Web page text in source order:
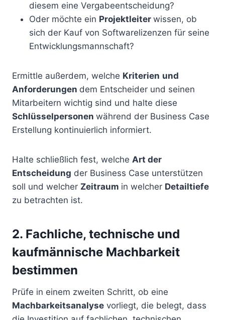
diesem eine Vergabeentscheidung?
Oder möchte ein Projektleiter wissen, ob
sich der Kauf von Softwarelizenzen für seine
Entwicklungsmannschaft?
Ermittle außerdem, welche Kriterien und
Anforderungen dem Entscheider und seinen
Mitarbeitern wichtig sind und halte diese
Schlüsselpersonen während der Business Case
Erstellung kontinuierlich informiert.
Halte schließlich fest, welche Art der
Entscheidung der Business Case unterstützen
soll und welcher Zeitraum in welcher Detailtiefe
zu betrachten ist.
2. Fachliche, technische und
kaufmännische Machbarkeit
bestimmen
Prüfe in einem zweiten Schritt, ob eine
Machbarkeitsanalyse vorliegt, die belegt, dass